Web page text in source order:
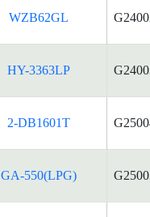
WZB62GL
HY-3363LP
2-DB1601T
GA-550(LPG)